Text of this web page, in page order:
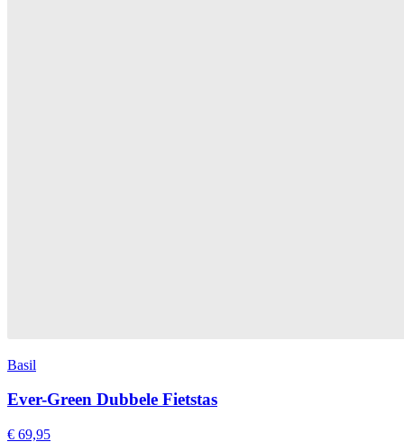
Basil
Ever-Green Dubbele Fietstas
€ 69,95